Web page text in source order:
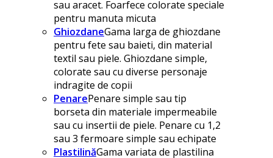
sau aracet. Foarfece colorate speciale
pentru manuta micuta
GhiozdaneGama larga de ghiozdane
pentru fete sau baieti, din material
textil sau piele. Ghiozdane simple,
colorate sau cu diverse personaje
indragite de copii
PenarePenare simple sau tip
borseta din materiale impermeabile
sau cu insertii de piele. Penare cu 1,2
sau 3 fermoare simple sau echipate
PlastilinăGama variata de plastilina